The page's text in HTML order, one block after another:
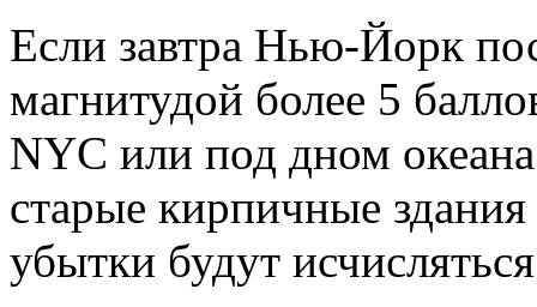
Если завтра Нью-Йорк
магнитудой более 5
NYC или под дном
старые кирпичные
убытки будут